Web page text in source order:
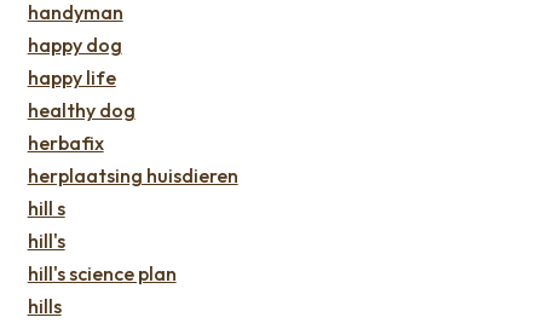
handyman
happy dog
happy life
healthy dog
herbafix
herplaatsing huisdieren
hill s
hill's
hill's science plan
hills